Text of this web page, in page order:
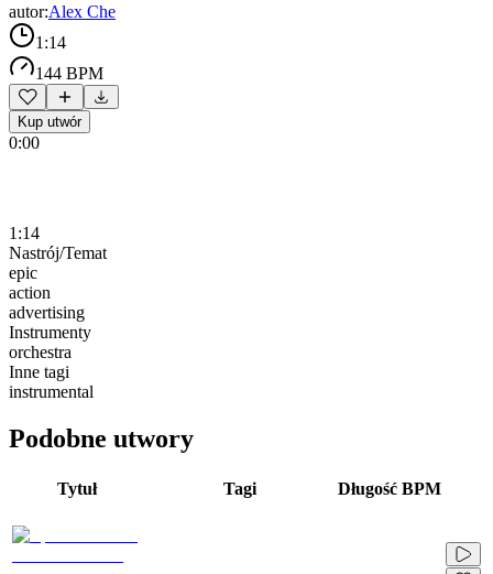
autor:Alex Che
1:14
144 BPM
Kup utwór
0:00
1:14
Nastrój/Temat
epic
action
advertising
Instrumenty
orchestra
Inne tagi
instrumental
Podobne utwory
Tytuł Tagi Długość BPM